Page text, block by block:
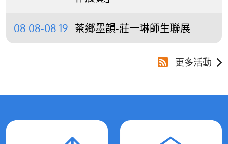
08.08-08.19 茶鄉墨韻-莊一琳師生聯展
更多活動